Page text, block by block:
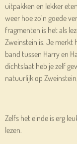
uitpakken en lekker
weer hoe zo’n goede
fragmenten is het als
Zweinstein is. Je merkt
band tussen Harry en
dichtslaat heb je zelf
natuurlijk op
Zelfs het einde is erg
lezen.